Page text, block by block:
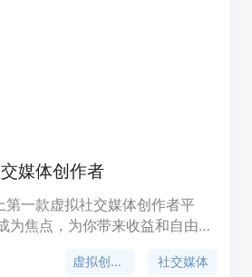
媒体创作者
第一款虚拟社交媒体创作者平
为焦点，为你带来收益和自由。
户友好的工具创作帖子、图片和
虚拟创作者 社交媒体